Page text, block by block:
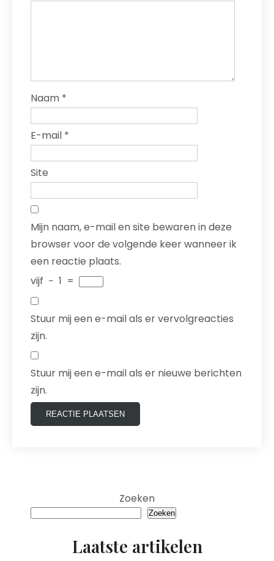
Naam *
E-mail *
Site
Mijn naam, e-mail en site bewaren in deze
browser voor de volgende keer wanneer ik
een reactie plaats.
vijf − 1 =
Stuur mij een e-mail als er vervolgreacties
zijn.
Stuur mij een e-mail als er nieuwe berichten
zijn.
Zoeken
Zoeken
Laatste artikelen